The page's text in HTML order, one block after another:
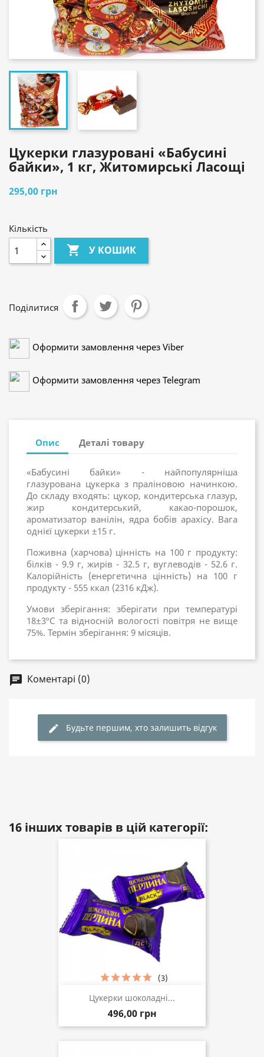
Цукерки глазуровані «Бабусині
байки», 1 кг, Житомирські Ласощі
295,00 грн
Кількість
 У КОШИК
Поділитися
Оформити замовлення через Viber
Оформити замовлення через Telegram
Опис Деталі товару
«Бабусині байки» - найпопулярніша
глазурована цукерка з праліновою начинкою.
До складу входять: цукор, кондитерська глазур,
жир кондитерський, какао-порошок,
ароматизатор ванілін, ядра бобів арахісу. Вага
однієї цукерки ±15 г.
Поживна (харчова) цінність на 100 г продукту:
білків - 9.9 г, жирів - 32.5 г, вуглеводів - 52.6 г.
Калорійність (енергетична цінність) на 100 г
продукту - 555 ккал (2316 кДж).
Умови зберігання: зберігати при температурі
18±3ºC та відносній вологості повітря не вище
75%. Термін зберігання: 9 місяців.
chat Коментарі (0)
edit Будьте першим, хто залишить відгук
16 інших товарів в цій категорії:
Цукерки шоколадні...
496,00 грн
(3)